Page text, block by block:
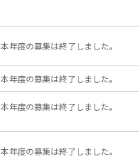
本年度の募集は終了しました。
本年度の募集は終了しました。
本年度の募集は終了しました。
本年度の募集は終了しました。